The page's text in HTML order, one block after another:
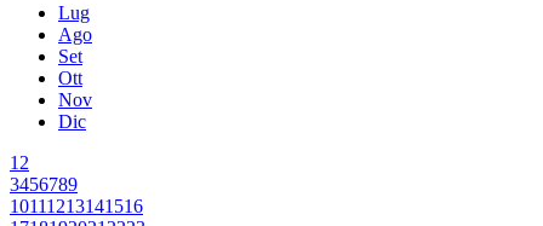
Lug
Ago
Set
Ott
Nov
Dic
1 2
3456789
10111213141516